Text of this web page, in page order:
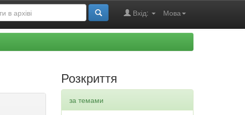
Мова
Вхід:
Розкриття
за темами